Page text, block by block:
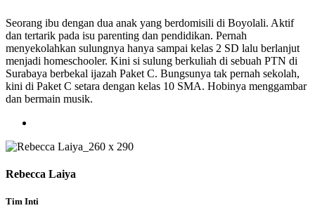
Seorang ibu dengan dua anak yang berdomisili di Boyolali. Aktif
dan tertarik pada isu parenting dan pendidikan. Pernah
menyekolahkan sulungnya hanya sampai kelas 2 SD lalu berlanjut
menjadi homeschooler. Kini si sulung berkuliah di sebuah PTN di
Surabaya berbekal ijazah Paket C. Bungsunya tak pernah sekolah,
kini di Paket C setara dengan kelas 10 SMA. Hobinya menggambar
dan bermain musik.
Rebecca Laiya
Tim Inti